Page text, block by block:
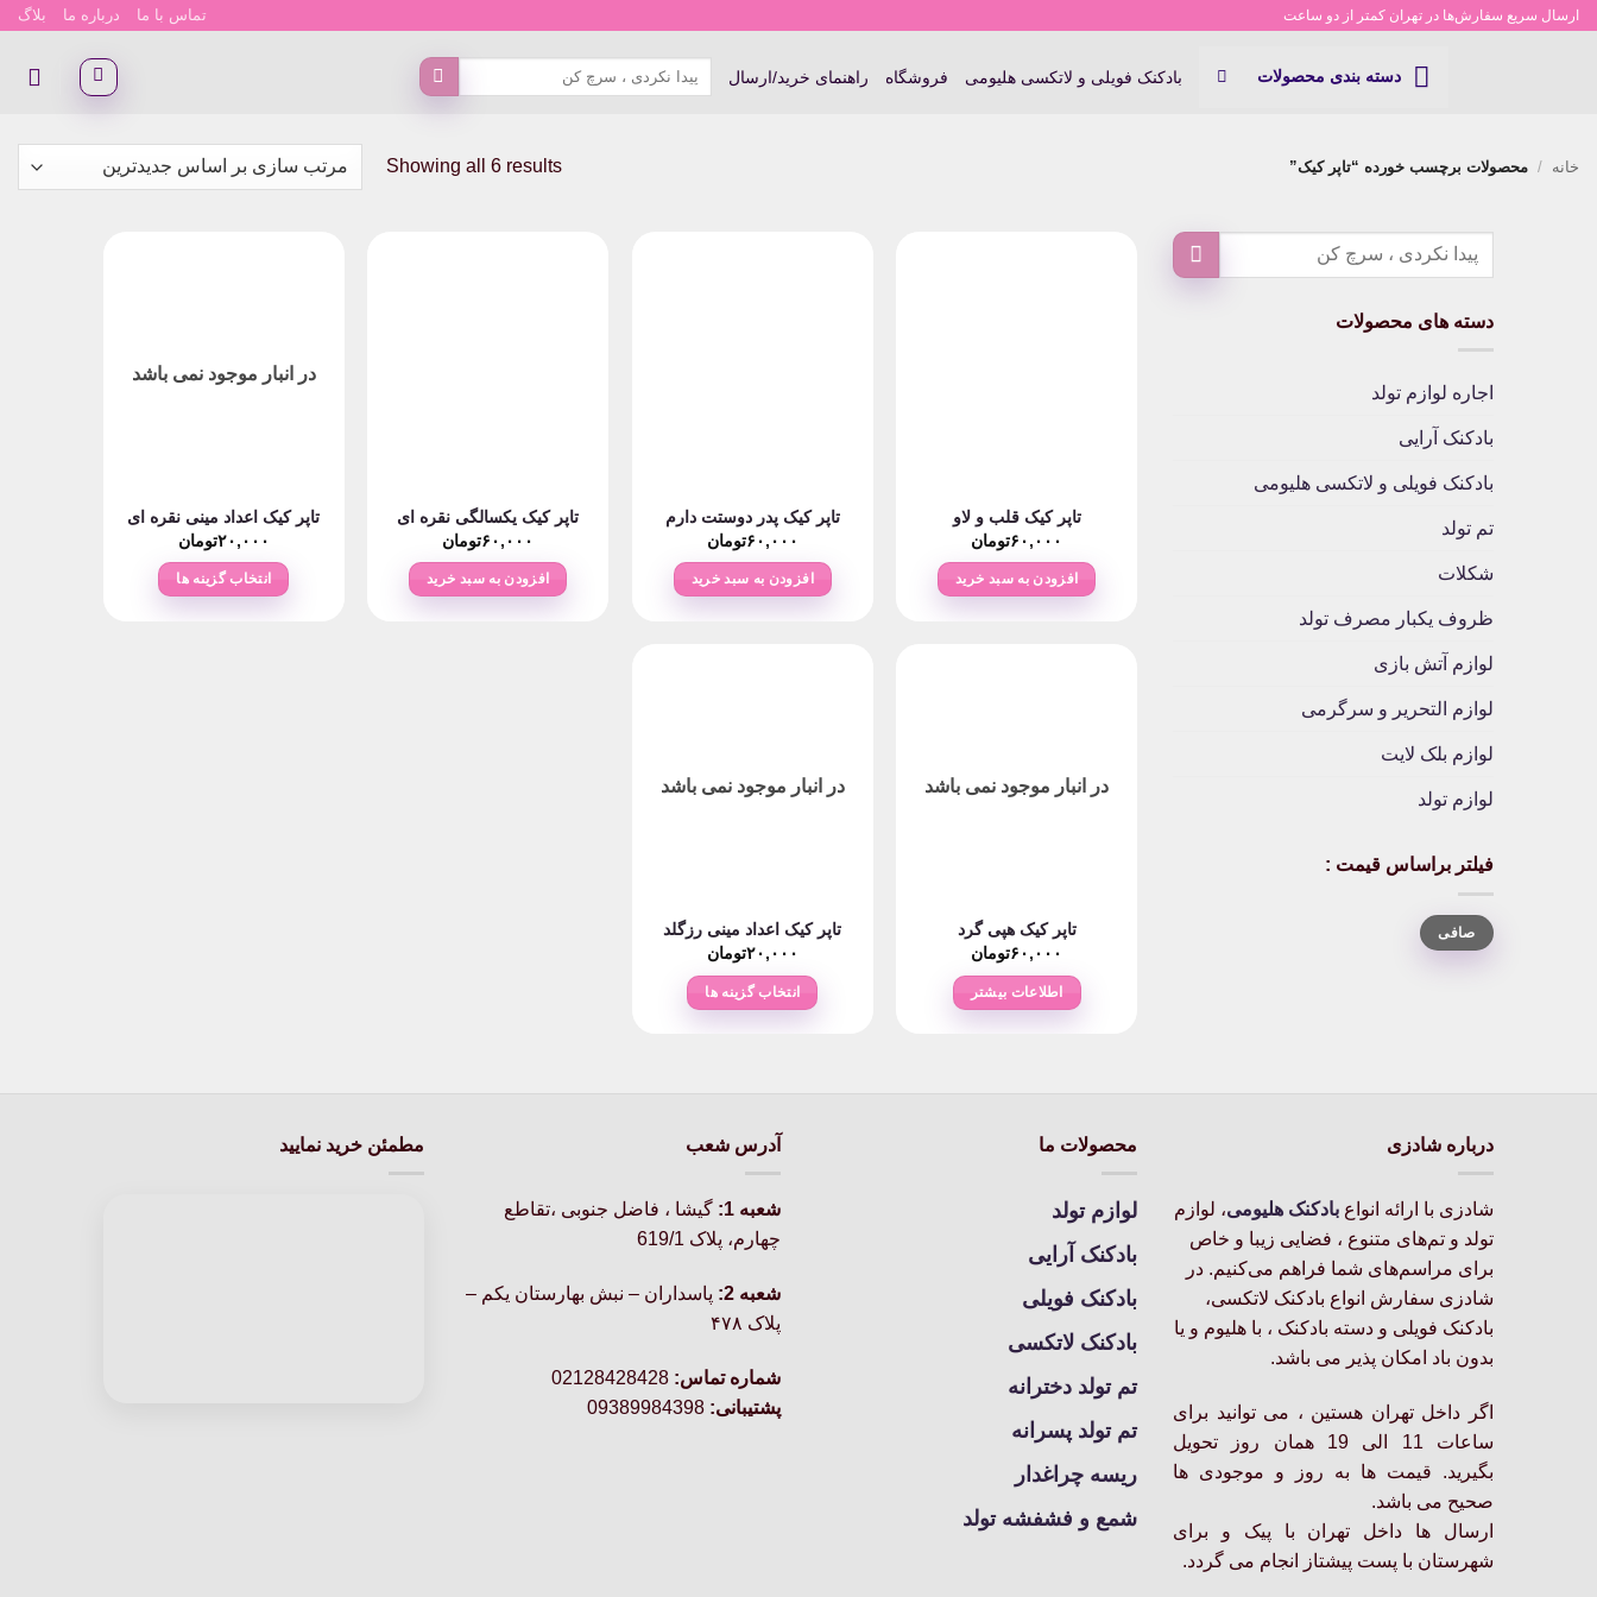
Skipارسال سریع سفارش‌ها در تهران کمتر از دو ساعت تماس با ما درباره ما بلاگ
دسته بندی محصولات بادکنک فویلی و لاتکسی هلیومی فروشگاه راهنمای خرید/ارسال
جستجو
برای:
خانه / محصولات برچسب خورده “تاپر کیک” Showing all 6 results
Sorted
دسته های محصولات
اجاره لوازم تولد
بادکنک آرایی
بادکنک فویلی و لاتکسی هلیومی
تم تولد
شکلات
ظروف یکبار مصرف تولد
لوازم آتش بازی
لوازم التحریر و سرگرمی
لوازم بلک لایت
لوازم تولد
فیلتر براساس قیمت :
حداقل
قیمت
حداكثر
قيمتصافی
تاپر کیک قلب و لاو
۶۰,۰۰۰تومان
افزودن به سبد خرید
تاپر کیک پدر دوستت دارم
۶۰,۰۰۰تومان
افزودن به سبد خرید
تاپر کیک یکسالگی نقره ای
۶۰,۰۰۰تومان
افزودن به سبد خرید
در انبار موجود نمی باشد
تاپر کیک اعداد مینی نقره ای
۲۰,۰۰۰تومان
انتخاب گزینه ها
در انبار موجود نمی باشد
تاپر کیک هپی گرد
۶۰,۰۰۰تومان
اطلاعات بیشتر
در انبار موجود نمی باشد
تاپر کیک اعداد مینی رزگلد
۲۰,۰۰۰تومان
انتخاب گزینه ها
می
گزینه
ها
است
در
محصول
انتخاب
درباره شادزی
شادزی با ارائه انواع بادکنک‌ هلیومی، لوازم
تولد و تم‌های متنوع ، فضایی زیبا و خاص
برای مراسم‌های شما فراهم می‌کنیم. در
شادزی سفارش انواع بادکنک لاتکسی،
بادکنک فویلی و دسته بادکنک ، با هلیوم و یا
بدون باد امکان پذیر می باشد.
اگر داخل تهران هستین ، می توانید برای
ساعات 11 الی 19 همان روز تحویل
بگیرید. قیمت ها به روز و موجودی ها
صحیح می باشد.
ارسال ها داخل تهران با پیک و برای
شهرستان با پست پیشتاز انجام می گردد.
محصولات ما
لوازم تولد
بادکنک آرایی
بادکنک فویلی
بادکنک لاتکسی
تم تولد دخترانه
تم تولد پسرانه
ریسه چراغدار
شمع و فشفشه تولد
آدرس شعب
شعبه 1:
گيشا ، فاضل جنوبی ،تقاطع
چهارم، پلاک 619/1
شعبه 2:
پاسداران – نبش بهارستان یکم –
پلاک ۴۷۸
شماره تماس:
پشتیبانی:
مطمئن خرید نمایید